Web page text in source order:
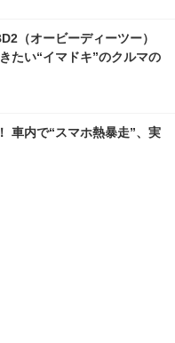
（オービーディーツー）
たい“イマドキ”のクルマの
車内で“スマホ熱暴走”、実